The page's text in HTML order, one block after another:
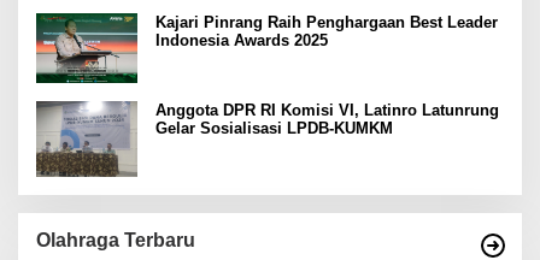
Kajari Pinrang Raih Penghargaan Best Leader
Indonesia Awards 2025
Anggota DPR RI Komisi VI, Latinro Latunrung
Gelar Sosialisasi LPDB-KUMKM
Olahraga Terbaru